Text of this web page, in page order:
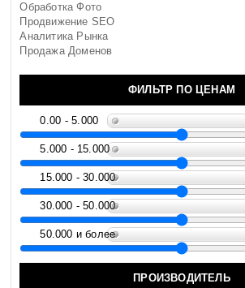
Обработка Фото
Продвижение SEO
Аналитика Рынка
Продажа Доменов
ФИЛЬТР ПО ЦЕНАМ
0.00 - 5.000
5.000 - 15.000
15.000 - 30.000
30.000 - 50.000
50.000 и более
ПРОИЗВОДИТЕЛЬ